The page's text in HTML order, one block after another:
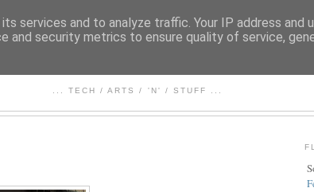
... TECH / ARTS / 'N' / STUFF ...
services and to analyze traffic. Your IP address and
and security metrics to ensure quality of service,